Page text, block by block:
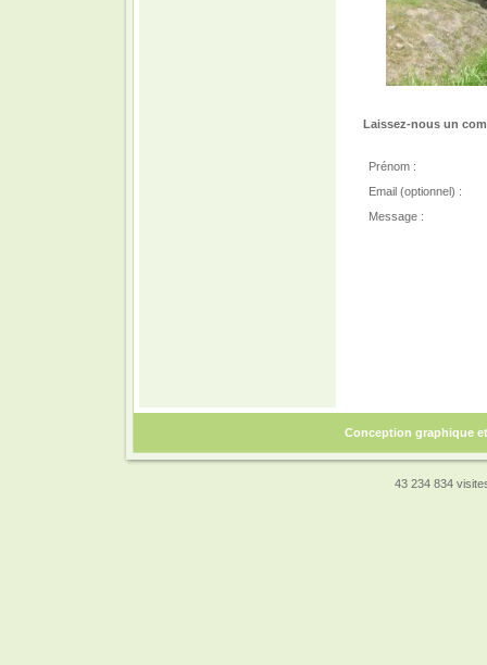
Laissez-nous un
Prénom :
Email (optionnel) :
Message :
Conception graphique
43 234 834